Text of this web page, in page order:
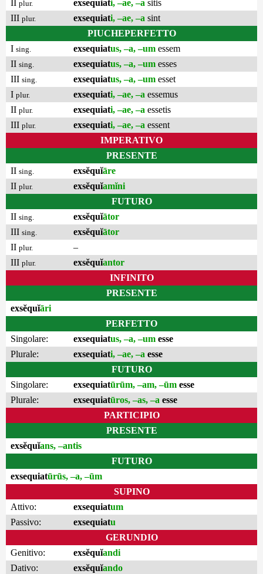
plur. exsequiati, –ae, –a sitis
III plur. exsequiati, –ae, –a sint
PIUCHEPERFETTO
I sing. exsequiatus, –a, –um essem
II sing. exsequiatus, –a, –um esses
III sing. exsequiatus, –a, –um esset
I plur. exsequiati, –ae, –a essemus
II plur. exsequiati, –ae, –a essetis
III plur. exsequiati, –ae, –a essent
IMPERATIVO
PRESENTE
II sing. exsĕquĭāre
II plur. exsĕquĭamĭni
FUTURO
II sing. exsĕquĭātor
III sing. exsĕquĭātor
II plur.
–
III plur. exsĕquĭantor
INFINITO
PRESENTE
exsĕquĭāri
PERFETTO
Singolare:
exsequiatus, –a, –um esse
Plurale:
exsequiati, –ae, –a esse
FUTURO
Singolare:
exsequiatūrūm, –am, –ūm esse
Plurale:
exsequiatūros, –as, –a esse
PARTICIPIO
PRESENTE
exsĕquĭans, –antis
FUTURO
exsequiatūrūs, –a, –ūm
SUPINO
Attivo:
exsequiatum
Passivo:
exsequiatu
GERUNDIO
Genitivo:
exsĕquĭandi
Dativo:
exsĕquĭando